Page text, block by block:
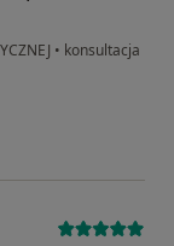
• konsultacja